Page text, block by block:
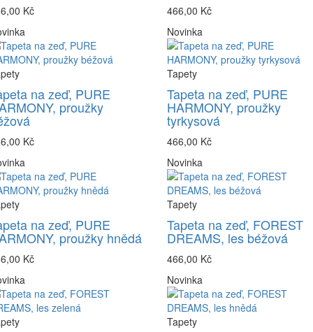
Kč
466,00 Kč
na zeď, PURE
proužky
Kč
Novinka
Tapety
Tapeta na zeď, PURE
HARMONY, proužky
tyrkysová
466,00 Kč
na zeď, PURE
proužky hnědá
Kč
Novinka
Tapety
Tapeta na zeď, FOREST
DREAMS, les béžová
466,00 Kč
Novinka
Tapety